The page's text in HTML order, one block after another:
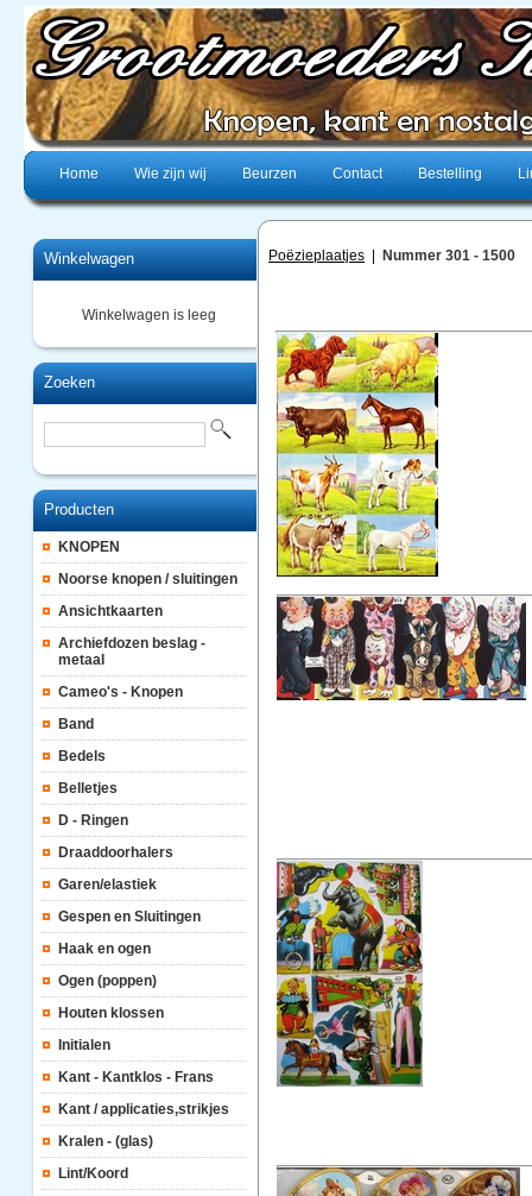
Home Wie zijn wij Beurzen Contact Bestelling
Winkelwagen
Winkelwagen is leeg
Zoeken
Producten
KNOPEN
Noorse knopen / sluitingen
Ansichtkaarten
Archiefdozen beslag -
metaal
Cameo's - Knopen
Band
Bedels
Belletjes
D - Ringen
Draaddoorhalers
Garen/elastiek
Gespen en Sluitingen
Haak en ogen
Ogen (poppen)
Houten klossen
Initialen
Kant - Kantklos - Frans
Kant / applicaties,strikjes
Kralen - (glas)
Lint/Koord
Poëzieplaatjes Nummer 301 - 1500